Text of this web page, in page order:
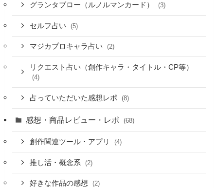
グランタブロー（ルノルマンカード） (3)
セルフ占い (5)
マジカプロキャラ占い (2)
リクエスト占い（創作キャラ・タイトル・CP等）
(4)
占っていただいた感想レポ (8)
感想・商品レビュー・レポ (68)
創作関連ツール・アプリ (4)
推し活・概念系 (2)
好きな作品の感想 (2)